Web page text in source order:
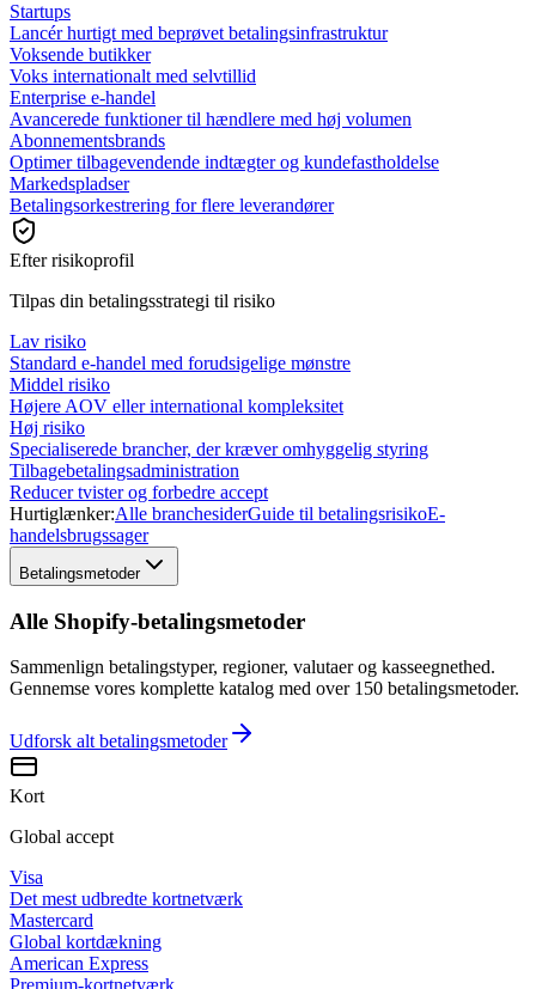
Startups
Lancér hurtigt med beprøvet betalingsinfrastruktur
Voksende butikker
Voks internationalt med selvtillid
Enterprise e-handel
Avancerede funktioner til hændlere med høj volumen
Abonnementsbrands
Optimer tilbagevendende indtægter og kundefastholdelse
Markedspladser
Betalingsorkestrering for flere leverandører
Efter risikoprofil
Tilpas din betalingsstrategi til risiko
Lav risiko
Standard e-handel med forudsigelige mønstre
Middel risiko
Højere AOV eller international kompleksitet
Høj risiko
Specialiserede brancher, der kræver omhyggelig styring
Tilbagebetalingsadministration
Reducer tvister og forbedre accept
Hurtiglænker:Alle branchesiderGuide til betalingsrisikoE-
handelsbrugssager
Betalingsmetoder
Alle Shopify-betalingsmetoder
Sammenlign betalingstyper, regioner, valutaer og kasseegnethed.
Gennemse vores komplette katalog med over 150 betalingsmetoder.
Udforsk alt betalingsmetoder
Kort
Global accept
Visa
Det mest udbredte kortnetværk
Mastercard
Global kortdækning
American Express